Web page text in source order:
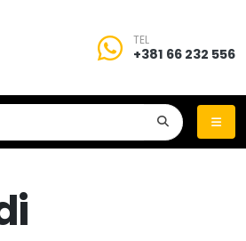
TEL
+381 66 232 556